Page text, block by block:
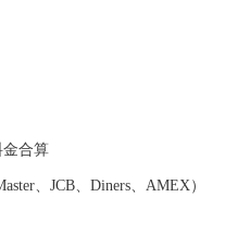
しさで好評です。 また、有
積極的に取り組んでいま
った美しく個性豊かな自然
金合算
、JCB、Diners、AMEX）